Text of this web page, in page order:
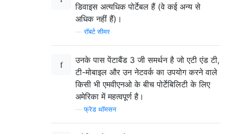
डिवाइस अत्यधिक पोर्टेबल हैं (वे कई अन्य से
अधिक नहीं हैं)।
—रॉबर्ट सीमर
उनके पास पेंटाबैंड 3 जी समर्थन है जो एटी एंड टी,
टी-मोबाइल और उन नेटवर्क का उपयोग करने वाले
किसी भी एमवीएनओ के बीच पोर्टेबिलिटी के लिए
अमेरिका में महत्वपूर्ण है।
—फ्रेड थॉमसन